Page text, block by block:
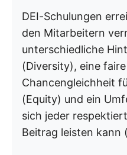
DEI-Schulungen
den Mitarbeitern
unterschiedliche
(Diversity), eine
Chancengleichheit
(Equity) und ein
sich jeder
Beitrag leisten kann